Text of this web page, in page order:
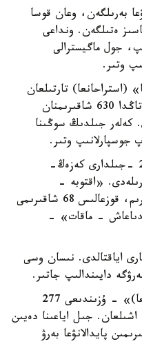
بەرىلگەن، وعان قوسا
ەتىلگەن. ونداعى
جول ماگيسترالى
وتىر.
(استراحانعا) تارتىلعان
732 شاقىرىم تاسجولدىڭ بۇگىنگى تاڭدا 630 شاقىرىمنان
كەلەر جىلدىڭ سوڭىنا
جوسپارلانىپ وتىر.
جوسپار بويىنشا، جوبا 2023-2024 -جىلدارى كەزەڭ-
«اقتوبە -
قاندىاعاش» - ۇزىندىعى 96 شاقىرىم، قوزعالىس 68 شاقىرىمى
- ماقات» -
اياقتالدى. نىسان وسى
دايىندالىپ جاتىر.
«اتىراۋ - رف شەكاراسى (استراحانعا)» - ۇزىندىعى 277
204 شاقىرىمدا اشىلعان. جىل اياعىنا دەيىن
تولىق اشۋ جانە 40 شاقىرىمىن پايدالانۋعا بەرۋ